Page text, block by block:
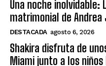
Una noche inolvidable:
matrimonial de
DESTACADA agosto 6, 2026
Shakira disfruta de
Miami junto a los